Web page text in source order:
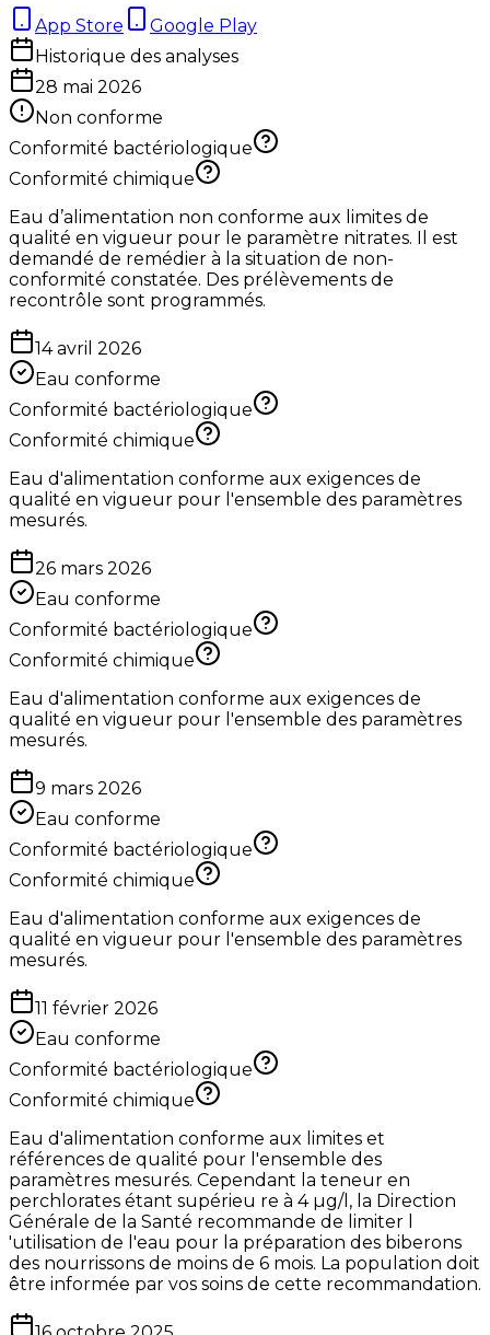
App Store
Google Play
Historique des analyses
28 mai 2026
Non conforme
Conformité bactériologique
Conformité chimique
Eau d’alimentation non conforme aux limites de
qualité en vigueur pour le paramètre nitrates. Il est
demandé de remédier à la situation de non-
conformité constatée. Des prélèvements de
recontrôle sont programmés.
14 avril 2026
Eau conforme
Conformité bactériologique
Conformité chimique
Eau d'alimentation conforme aux exigences de
qualité en vigueur pour l'ensemble des paramètres
mesurés.
26 mars 2026
Eau conforme
Conformité bactériologique
Conformité chimique
Eau d'alimentation conforme aux exigences de
qualité en vigueur pour l'ensemble des paramètres
mesurés.
9 mars 2026
Eau conforme
Conformité bactériologique
Conformité chimique
Eau d'alimentation conforme aux exigences de
qualité en vigueur pour l'ensemble des paramètres
mesurés.
11 février 2026
Eau conforme
Conformité bactériologique
Conformité chimique
Eau d'alimentation conforme aux limites et
références de qualité pour l'ensemble des
paramètres mesurés. Cependant la teneur en
perchlorates étant supérieu re à 4 µg/l, la Direction
Générale de la Santé recommande de limiter l
'utilisation de l'eau pour la préparation des biberons
des nourrissons de moins de 6 mois. La population doit
être informée par vos soins de cette recommandation.